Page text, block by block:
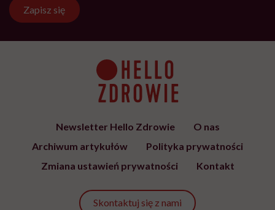
Zapisz się
Newsletter Hello Zdrowie
O nas
Archiwum artykułów
Polityka prywatności
Zmiana ustawień prywatności
Kontakt
Skontaktuj się z nami